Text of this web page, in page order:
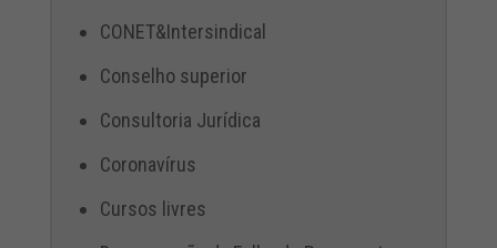
CONET&Intersindical
Conselho superior
Consultoria Jurídica
Coronavírus
Cursos livres